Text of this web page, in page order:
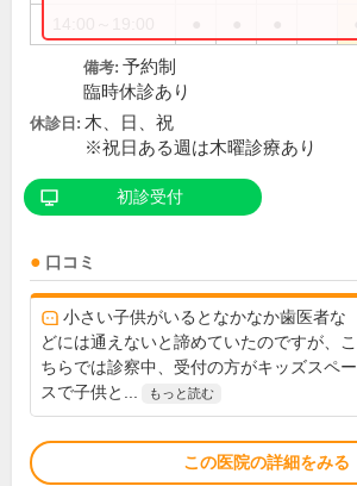
備考: 予約制
臨時休診あり
休診日: 木、日、祝
※祝日ある週は木曜診療あり
初診受付
口コミ
小さい子供がいるとなかなか歯医者な
どには通えないと諦めていたのですが、こ
ちらでは診察中、受付の方がキッズスペー
スで子供と...
もっと読む
この医院の詳細をみる